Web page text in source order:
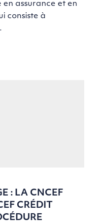
en assurance et en
consiste à
: LA CNCEF
CRÉDIT